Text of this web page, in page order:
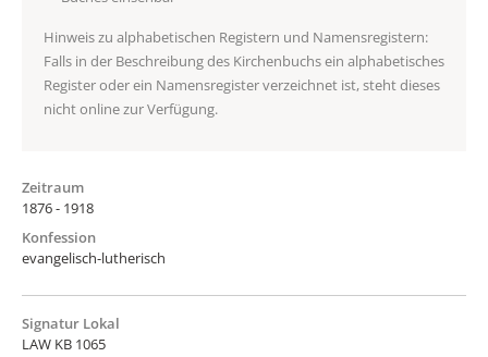
Hinweis zu alphabetischen Registern und Namensregistern:
Falls in der Beschreibung des Kirchenbuchs ein alphabetisches
Register oder ein Namensregister verzeichnet ist, steht dieses
nicht online zur Verfügung.
Zeitraum
1876 - 1918
Konfession
evangelisch-lutherisch
Signatur Lokal
LAW KB 1065